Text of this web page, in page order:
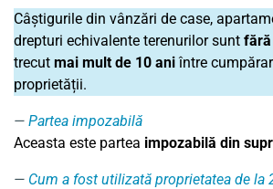
Câștigurile din vânzări de case,
drepturi echivalente terenurilor sunt
trecut mai mult de 10 aniîntre
proprietății.
Partea impozabilă
Aceasta este partea impozabilă din
Cum a fost utilizată proprietatea de la